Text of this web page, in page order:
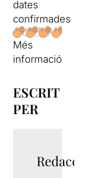
dates
confirmades
Més
informació
ESCRIT
PER
Redacció